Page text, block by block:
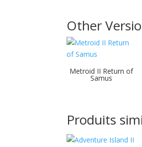
Other
Metroid II Return of
Samus
Produits